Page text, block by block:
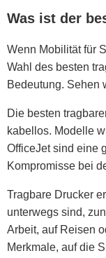
Was ist der
Wenn Mobilität für
Wahl des besten
Bedeutung. Sehen
Die besten
kabellos. Modelle
OfficeJet sind eine
Kompromisse bei
Tragbare Drucker
unterwegs sind,
Arbeit, auf Reisen
Merkmale, auf die